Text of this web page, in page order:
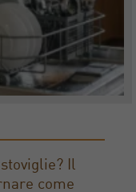
Il
come